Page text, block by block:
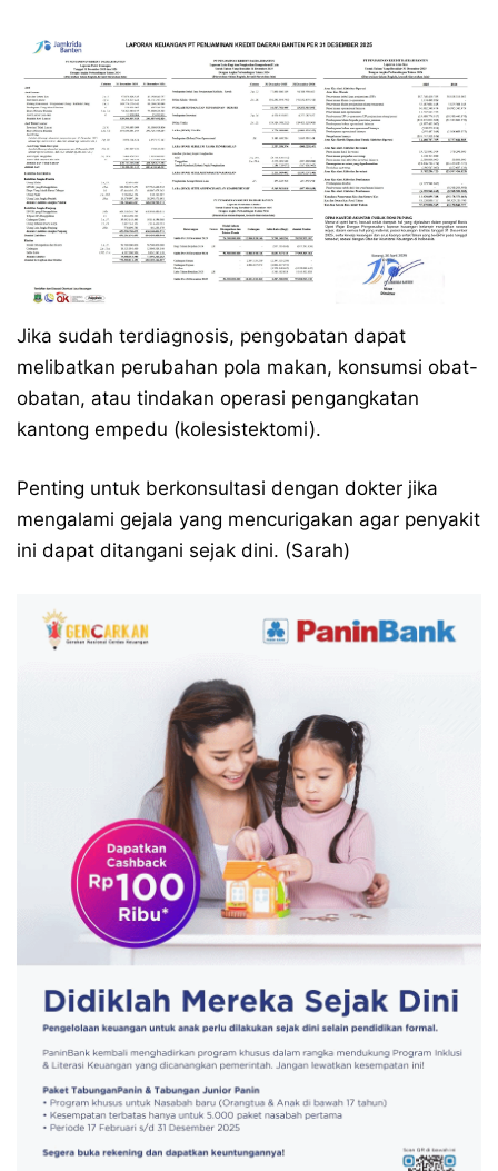
Jika sudah terdiagnosis, pengobatan dapat
melibatkan perubahan pola makan, konsumsi obat-
obatan, atau tindakan operasi pengangkatan
kantong empedu (kolesistektomi).
Penting untuk berkonsultasi dengan dokter jika
mengalami gejala yang mencurigakan agar penyakit
ini dapat ditangani sejak dini. (Sarah)